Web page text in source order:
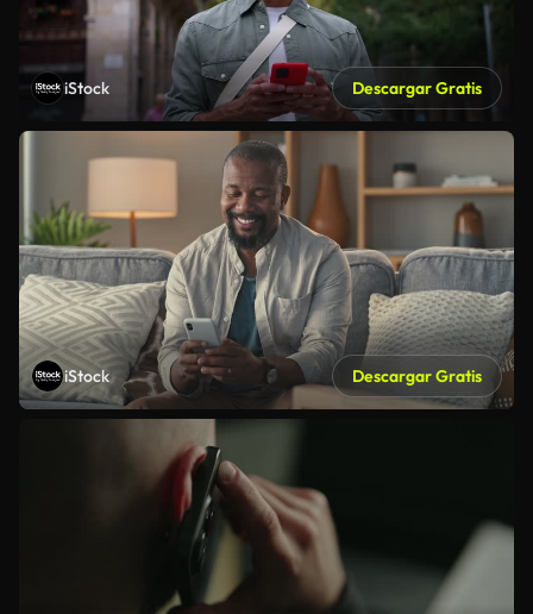
iStock Descargar Gratis
iStock Descargar Gratis